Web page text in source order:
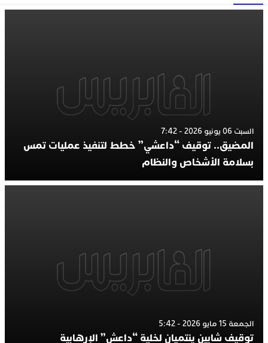
السبت 06 يونيو 2026 - 7:42
المضيق.. توقيف “داعشي” خطط لتنفيذ عمليات تمس
بسلامة الأشخاص والنظام
الجمعة 15 مايو 2026 - 5:42
توقيف شابين ينتميان لخلية “داعش” الإرهابية